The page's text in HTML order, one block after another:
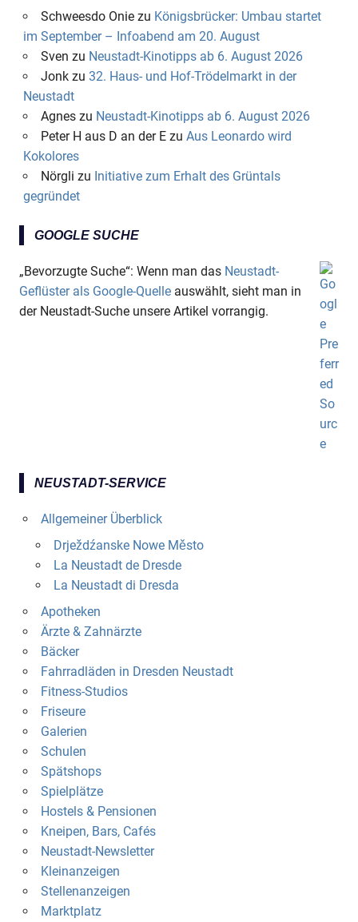
Schweesdo Oniezu Königsbrücker: Umbau startet
im September – Infoabend am 20. August
Sven zu Neustadt-Kinotipps ab 6. August 2026
Jonkzu 32. Haus- und Hof-Trödelmarkt in der
Neustadt
Agneszu Neustadt-Kinotipps ab 6. August 2026
Peter H aus D an der Ezu Aus Leonardo wird
Kokolores
Nörgli zu Initiative zum Erhalt des Grüntals
gegründet
GOOGLE SUCHE
„Bevorzugte Suche“: Wenn man das Neustadt-
Geflüster als Google-Quelle auswählt, sieht man in
der Neustadt-Suche unsere Artikel vorrangig.
NEUSTADT-SERVICE
Allgemeiner Überblick
Drježdźanske Nowe Město
La Neustadt de Dresde
La Neustadt di Dresda
Apotheken
Ärzte & Zahnärzte
Bäcker
Fahrradläden in Dresden Neustadt
Fitness-Studios
Friseure
Galerien
Schulen
Spätshops
Spielplätze
Hostels & Pensionen
Kneipen, Bars, Cafés
Neustadt-Newsletter
Kleinanzeigen
Stellenanzeigen
Marktplatz